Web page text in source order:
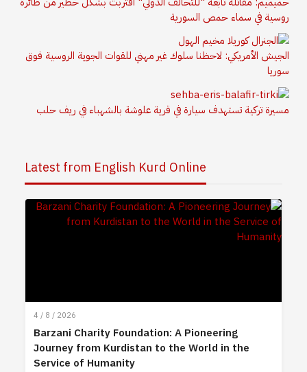
روسية في سماء حمص السورية
الجيش الأمريكي: لاحظنا سلوك غير مهني للقوات الجوية الروسية فوق
سوريا
مسيرة تركية تستهدف سيارة في قرية علوشة بالشهباء في ريف حلب
Latest from English Kurd Online
4 / 8 / 2026
Barzani Charity Foundation: A Pioneering
Journey from Kurdistan to the World in the
Service of Humanity